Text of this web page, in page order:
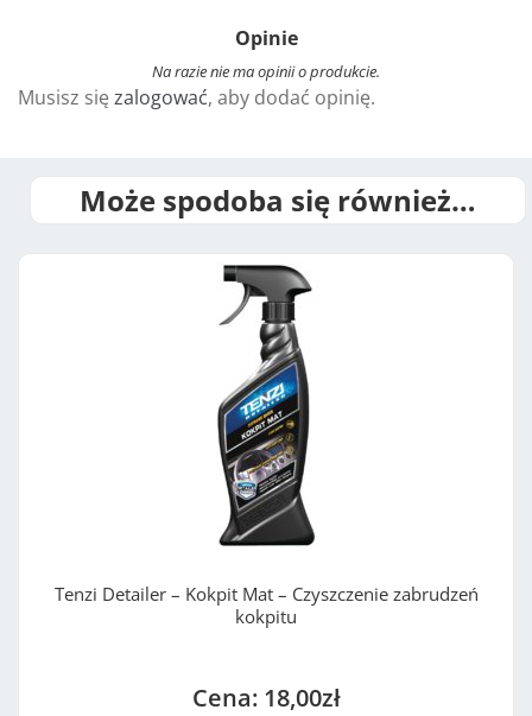
n
Opinie
Na razie nie ma opinii o produkcie.
Musisz się zalogować, aby dodać opinię.
Może spodoba się również…
Tenzi Detailer – Kokpit Mat – Czyszczenie zabrudzeń
kokpitu
18,00zł